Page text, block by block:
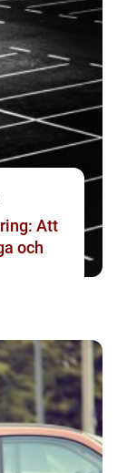
Att
och